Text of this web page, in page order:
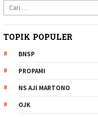
Cari
untuk:
TOPIK POPULER
BNSP
PROPAMI
NS AJI MARTONO
OJK